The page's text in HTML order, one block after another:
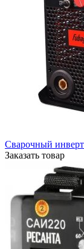
Сварочный
Заказать товар